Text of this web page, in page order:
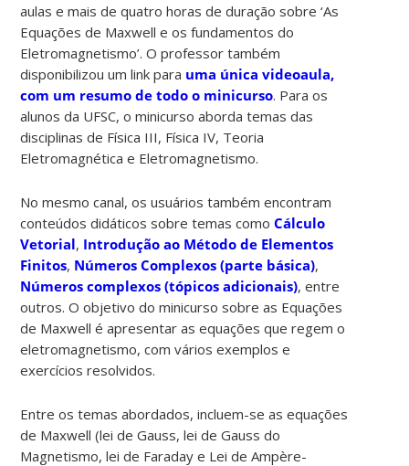
aulas e mais de quatro horas de duração sobre ‘As
Equações de Maxwell e os fundamentos do
Eletromagnetismo’. O professor também
disponibilizou um link para uma única videoaula,
com um resumo de todo o minicurso. Para os
alunos da UFSC, o minicurso aborda temas das
disciplinas de Física III, Física IV, Teoria
Eletromagnética e Eletromagnetismo.
No mesmo canal, os usuários também encontram
conteúdos didáticos sobre temas comoCálculo
Vetorial, Introdução ao Método de Elementos
Finitos, Números Complexos (parte básica),
Números complexos (tópicos adicionais), entre
outros. O objetivo do minicurso sobre as Equações
de Maxwell é apresentar as equações que regem o
eletromagnetismo, com vários exemplos e
exercícios resolvidos.
Entre os temas abordados, incluem-se as equações
de Maxwell (lei de Gauss, lei de Gauss do
Magnetismo, lei de Faraday e Lei de Ampère-